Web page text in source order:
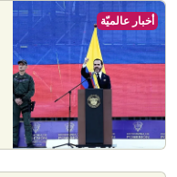
أخبار عالميّة